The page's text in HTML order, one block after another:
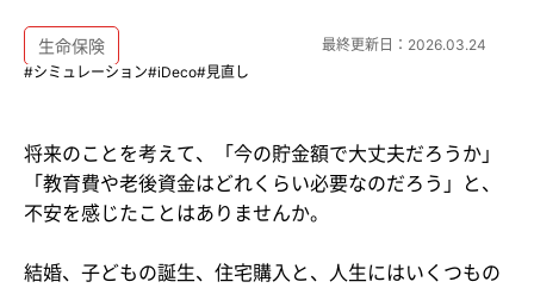
生命保険
#シミュレーション#iDeco#見直し
最終更新日： 2026.03.24
将来のことを考えて、「今の貯金額で大丈夫だろうか」
「教育費や老後資金はどれくらい必要なのだろう」と、
不安を感じたことはありませんか。
結婚、子どもの誕生、住宅購入と、人生にはいくつもの